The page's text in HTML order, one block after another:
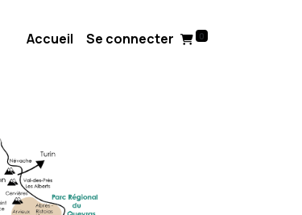
Accueil Se connecter 0